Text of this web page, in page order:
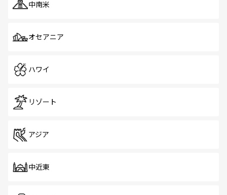
中南米
オセアニア
ハワイ
リゾート
アジア
中近東